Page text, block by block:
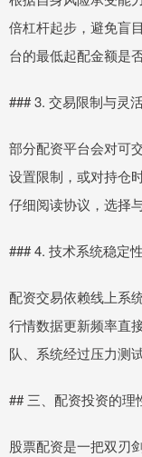
倍杠杆起步，避免盲
台的最低起配金额是
### 3. 交易限制与灵
部分配资平台会对可
设置限制，或对持仓
仔细阅读协议，选择
### 4. 技术系统稳定性
配资交易依赖线上系
行情数据更新频率直
队、系统经过压力测
## 三、配资投资的理
股票配资是一把双刃